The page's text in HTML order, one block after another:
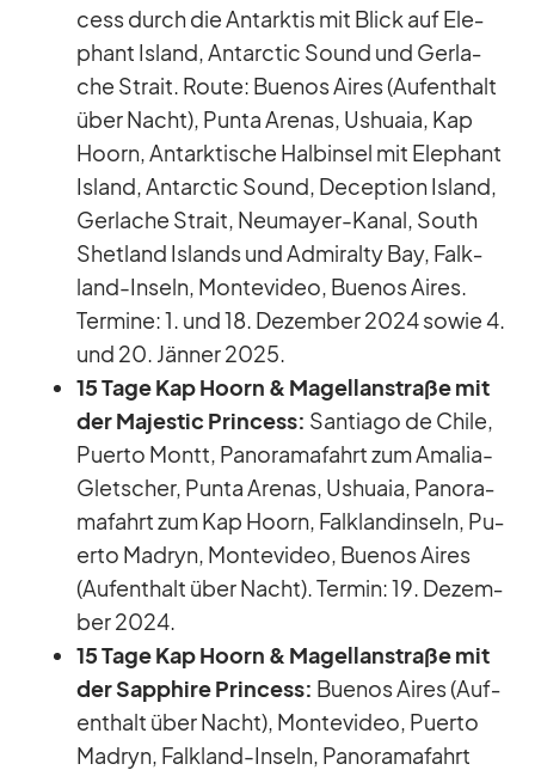
cess durch die Ant­ark­tis mit Blick auf Ele­
phant Is­land, Ant­ar­c­tic Sound und Ger­la­
che Strait. Route: Bue­nos Ai­res (Auf­ent­halt
über Nacht), Punta Are­nas, Us­huaia, Kap
Ho­orn, Ant­ark­ti­sche Halb­in­sel mit Ele­phant
Is­land, Ant­ar­c­tic Sound, De­cep­tion Is­land,
Ger­la­che Strait, Neu­mayer-Ka­nal, South
Shet­land Is­lands und Ad­mi­ralty Bay, Falk­
land-In­seln, Mon­te­vi­deo, Bue­nos Ai­res.
Ter­mine: 1. und 18. De­zem­ber 2024 so­wie 4.
und 20. Jän­ner 2025.
15 Tage Kap Ho­orn & Ma­gel­lan­straße mit
der Ma­je­s­tic Prin­cess: Sant­iago de Chile,
Pu­erto Montt, Pan­ora­ma­fahrt zum Ama­lia-
Glet­scher, Punta Are­nas, Us­huaia, Pan­ora­
ma­fahrt zum Kap Ho­orn, Falk­land­in­seln, Pu­
erto Ma­dryn, Mon­te­vi­deo, Bue­nos Ai­res
(Auf­ent­halt über Nacht). Ter­min: 19. De­zem­
ber 2024.
15 Tage Kap Ho­orn & Ma­gel­lan­straße mit
der Sap­phire Prin­cess: Bue­nos Ai­res (Auf­
ent­halt über Nacht), Mon­te­vi­deo, Pu­erto
Ma­dryn, Falk­land-In­seln, Pan­ora­ma­fahrt